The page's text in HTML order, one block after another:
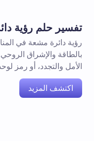
تفسير حلم رؤية
رؤية دائرة مشعة في
بالطاقة والإشراق
الأمل والتجدد، أو رمز
اكتشف المزيد